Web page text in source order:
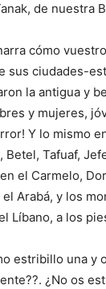
de nuestra
cómo
sus ciudades-
la antigua y
y mujeres,
Y lo mismo
Betel, Tafuaf,
el Carmelo,
el Arabá, y los
Líbano, a los
estribillo una y
¿No os